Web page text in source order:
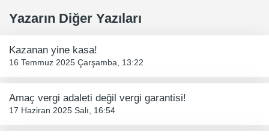
Yazarın Diğer Yazıları
Kazanan yine kasa!
16 Temmuz 2025 Çarşamba, 13:22
Amaç vergi adaleti değil vergi garantisi!
17 Haziran 2025 Salı, 16:54